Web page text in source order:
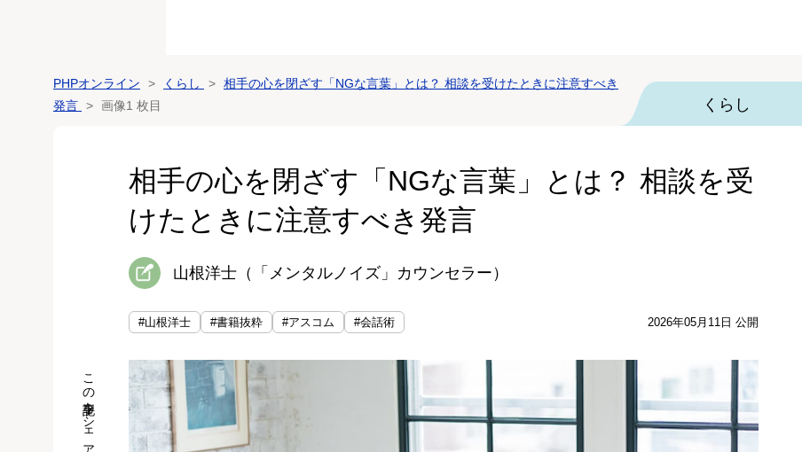
PHPオンライン くらし
相手の心を閉ざす「NGな言葉」とは？ 相談を受けたときに注意すべき
発言
画像1 枚目 くらし
相手の心を閉ざす「NGな言葉」とは？ 相談を受
けたときに注意すべき発言
山根洋士（「メンタルノイズ」カウンセラー）
#山根洋士 #書籍抜粋 #アスコム #会話術 2026年05月11日 公開
この記事をシェア